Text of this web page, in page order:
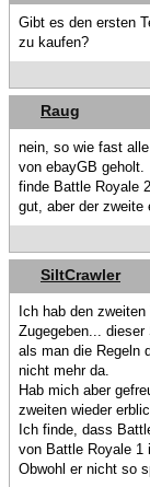
Gibt es den ersten
zu kaufen?
Raug
nein, so wie fast
von ebayGB geholt.
finde Battle Royale
gut, aber der zweite
SiltCrawler
Ich hab den
Zugegeben...
als man die Regeln
nicht mehr da.
Hab mich aber
zweiten wieder
Ich finde, dass
von Battle Royale 1
Obwohl er nicht so